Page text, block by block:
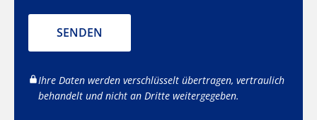
SENDEN
Ihre Daten werden verschlüsselt übertragen, vertraulich
behandelt und nicht an Dritte weitergegeben.